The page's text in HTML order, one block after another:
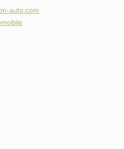
auto.com